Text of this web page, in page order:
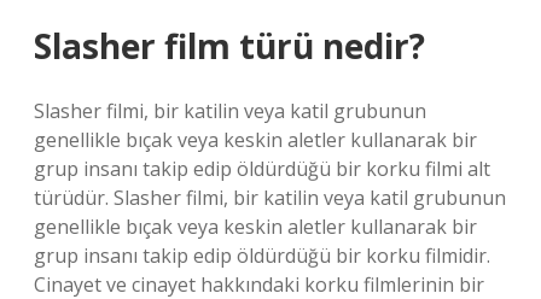
Slasher film türü nedir?
Slasher filmi, bir katilin veya katil grubunun
genellikle bıçak veya keskin aletler kullanarak bir
grup insanı takip edip öldürdüğü bir korku filmi alt
türüdür. Slasher filmi, bir katilin veya katil grubunun
genellikle bıçak veya keskin aletler kullanarak bir
grup insanı takip edip öldürdüğü bir korku filmidir.
Cinayet ve cinayet hakkındaki korku filmlerinin bir